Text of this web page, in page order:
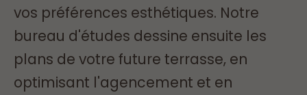
vos préférences esthétiques. Notre
bureau d'études dessine ensuite les
plans de votre future terrasse, en
optimisant l'agencement et en